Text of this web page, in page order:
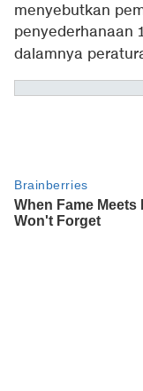
menyebutkan
penyederhanaan
dalamnya